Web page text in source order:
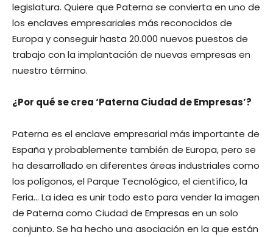
legislatura. Quiere que Paterna se convierta en uno de
los enclaves empresariales más reconocidos de
Europa y conseguir hasta 20.000 nuevos puestos de
trabajo con la implantación de nuevas empresas en
nuestro término.
¿Por qué se crea ‘Paterna Ciudad de Empresas’?
Paterna es el enclave empresarial más importante de
España y probablemente también de Europa, pero se
ha desarrollado en diferentes áreas industriales como
los polígonos, el Parque Tecnológico, el científico, la
Feria… La idea es unir todo esto para vender la imagen
de Paterna como Ciudad de Empresas en un solo
conjunto. Se ha hecho una asociación en la que están